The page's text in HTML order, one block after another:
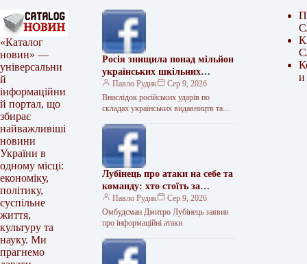
«Каталог
новин» —
універсальни
й
інформаційни
й портал, що
збирає
найважливіші
новини
України в
одному місці:
економіку,
політику,
суспільне
життя,
культуру та
науку. Ми
прагнемо
Росія знищила понад мільйон
українських шкільних
підручників
Павло Рудик
Сер 9, 2026
Внаслідок російських ударів по
складах українських видавництв та
шкільних підручників. Про це
повідомив міністр освіти…
Лубінець про атаки на себе та
команду: хто стоїть за
інформаційним тиском
Павло Рудик
Сер 9, 2026
Омбудсман Дмитро Лубінець заявив
про інформаційні атаки
и